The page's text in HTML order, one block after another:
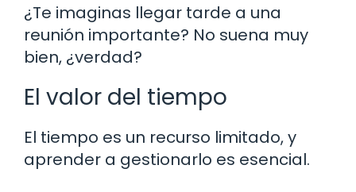
¿Te imaginas llegar tarde a una
reunión importante? No suena muy
bien, ¿verdad?
El valor del tiempo
El tiempo es un recurso limitado, y
aprender a gestionarlo es esencial.